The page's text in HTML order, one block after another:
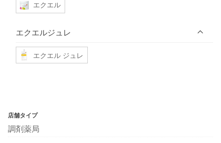
エクエル
エクエルジュレ
エクエル ジュレ
店舗タイプ
調剤薬局